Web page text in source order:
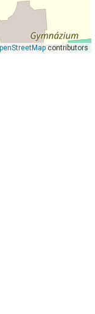
contributors